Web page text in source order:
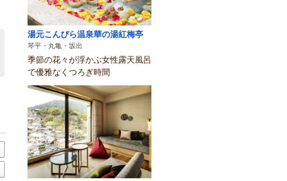
湯元こんぴら温泉華の湯紅梅亭
琴平・丸亀・坂出
季節の花々が浮かぶ女性露天風呂
で優雅なくつろぎ時間